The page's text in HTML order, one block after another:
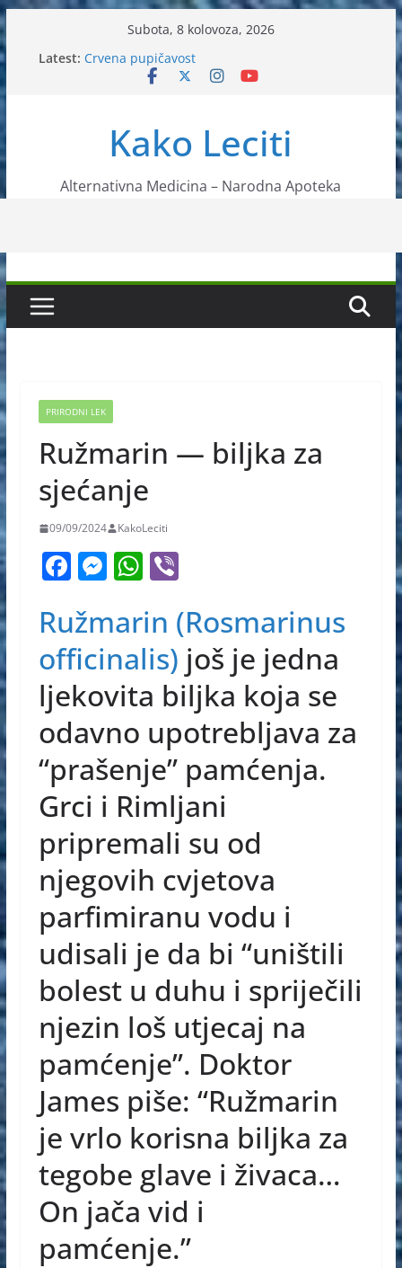
Skip
to
Subota, 8 kolovoza, 2026
Latest: Crvena pupičavost
Čir na želucu – Liječenje prirodnim metodama
Liječenje bubrežnog kamenca uz pomoć čaja
Kako Leciti
Alternativna Medicina – Narodna Apoteka
PRIRODNI LEK
Ružmarin — biljka za
sjećanje
09/09/2024 KakoLeciti
F
c
e
b
o
o
k
M
ss
e
n
g
er
W
at
s
A
p
p
Vi
er
Ružmarin (Rosmarinus
officinalis) još je jedna
ljekovita biljka koja se
odavno upotrebljava za
“prašenje” pamćenja.
Grci i Rimljani
pripremali su od
njegovih cvjetova
parfimiranu vodu i
udisali je da bi “uništili
bolest u duhu i spriječili
njezin loš utjecaj na
pamćenje”. Doktor
James piše: “Ružmarin
je vrlo korisna biljka za
tegobe glave i živaca…
On jača vid i
pamćenje.”